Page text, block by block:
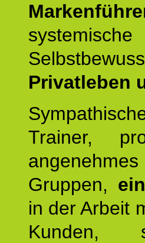
Privatleben
Trainer,
Gruppen,
in der Arbeit
Kunden,